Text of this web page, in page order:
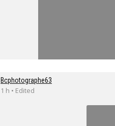
Bcphotographe63
1 h • Edited